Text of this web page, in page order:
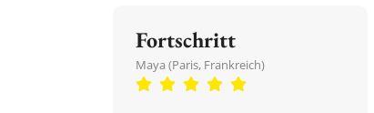
Fortschritt
Maya (Paris, Frankreich)